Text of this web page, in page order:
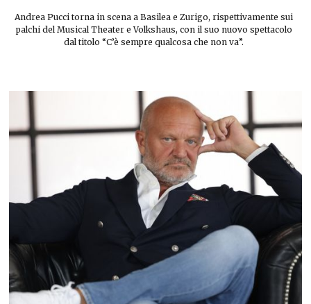
Andrea Pucci torna in scena a Basilea e Zurigo, rispettivamente sui
palchi del Musical Theater e Volkshaus, con il suo nuovo spettacolo
dal titolo “C’è sempre qualcosa che non va”.